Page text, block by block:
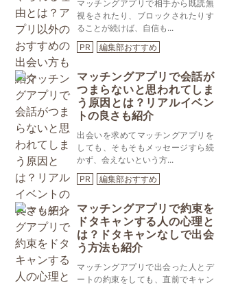
マッチングアプリで相手から既読無
視をされたり、ブロックされたりす
ることが続けば、自信も...
PR
編集部おすすめ
マッチングアプリで会話が
つまらないと思われてしま
う原因とは？リアルイベン
トの良さも紹介
出会いを求めてマッチングアプリを
しても、そもそもメッセージすら続
かず、会えないという方...
PR
編集部おすすめ
マッチングアプリで約束を
ドタキャンする人の心理と
は？ドタキャンなしで出会
う方法も紹介
マッチングアプリで出会った人とデ
ートの約束をしても、直前でキャン